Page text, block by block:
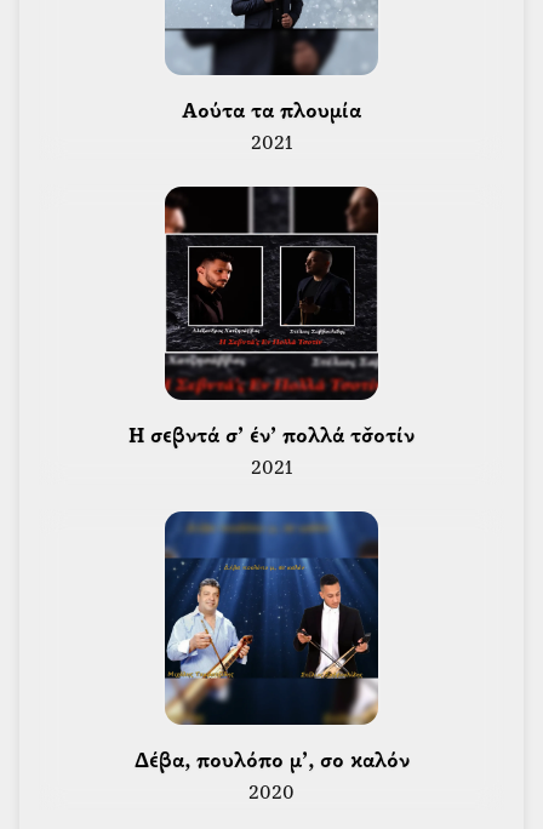
Αούτα τα πλουμία
2021
Η σεβντά σ’ έν’ πολλά τσ̌οτίν
2021
Δέβα, πουλόπο μ’, σο καλόν
2020